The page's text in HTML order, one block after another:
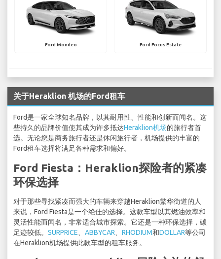
Ford Mondeo Ford Focus Estate
关于Heraklion 机场的Ford租车
Ford是一家全球知名品牌，以其耐用性、性能和创新而闻名。这
些持久的品牌价值使其成为许多抵达Heraklion机场的旅行者首
选。无论您是商务旅行者还是休闲旅行者，机场提供的丰富的
Ford租车选择将满足各种需求和偏好。
Ford Fiesta：Heraklion探险者的紧凑
环保选择
对于那些寻找紧凑而强大的车辆来穿越Heraklion繁华街道的人
来说，Ford Fiesta是一个绝佳的选择。这款车型以其燃油效率和
灵活性能而闻名，非常适合城市探索。它还是一种环保选择，碳
足迹较低。 SURPRICE ABBYCAR RHODIUM和DOLLAR等公司
在Heraklion机场提供此款车型的租车服务。